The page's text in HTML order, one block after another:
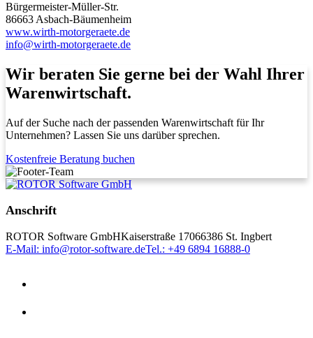
Bürgermeister-Müller-Str.
86663 Asbach-Bäumenheim
www.wirth-motorgeraete.de
info@wirth-motorgeraete.de
Wir beraten Sie gerne bei der Wahl Ihrer
Warenwirtschaft.
Auf der Suche nach der passenden Warenwirtschaft für Ihr
Unternehmen? Lassen Sie uns darüber sprechen.
Kostenfreie Beratung buchen
Anschrift
ROTOR Software GmbHKaiserstraße 17066386 St. Ingbert
E-Mail: info@rotor-software.deTel.: +49 6894 16888-0